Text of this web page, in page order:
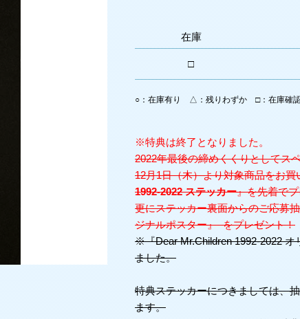
在庫
□
○：在庫有り △：残りわずか □：在庫確
※特典は終了となりました。
2022年最後の締めくくりとしてス
12月1日（木）より対象商品をお
1992-2022 ステッカー』を先着で
更にステッカー裏面からのご応募
ジナルポスター』 をプレゼント！
※『Dear Mr.Children 1992-2022
ました。
特典ステッカーにつきましては、
ます。